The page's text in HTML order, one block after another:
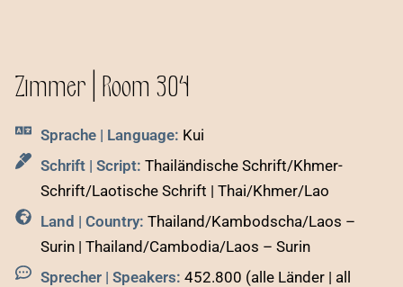
Zimmer | Room 304
Sprache | Language: Kui
Schrift | Script: Thailändische Schrift/Khmer-
Schrift/Laotische Schrift | Thai/Khmer/Lao
Land | Country: Thailand/Kambodscha/Laos –
Surin | Thailand/Cambodia/Laos – Surin
Sprecher | Speakers: 452.800 (alle Länder | all